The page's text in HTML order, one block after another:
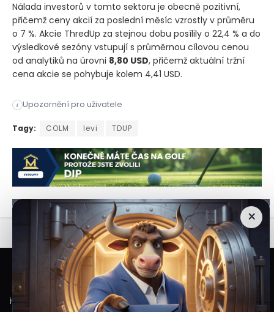
Nálada investorů v tomto sektoru je obecně pozitivní,
přičemž ceny akcií za poslední měsíc vzrostly v průměru
o 7 %. Akcie ThredUp za stejnou dobu posílily o 22,4 % a do
výsledkové sezóny vstupují s průměrnou cílovou cenou
od analytiků na úrovni 8,80 USD, přičemž aktuální tržní
cena akcie se pohybuje kolem 4,41 USD.
i Upozornění pro uživatele
Online tržiště s módou ThredUp zveřejní své hospodářské
Tagy: COLM levi TDUP
×
Veškeré informace a materiály zveřejněné na internetových stránkách
Burzovního Světa vycházejí z veřejně dostupných a důvěryhodných zdrojů. Při
jejich zpracování je postupováno s odbornou péčí a cílem poskytovat čtenářům